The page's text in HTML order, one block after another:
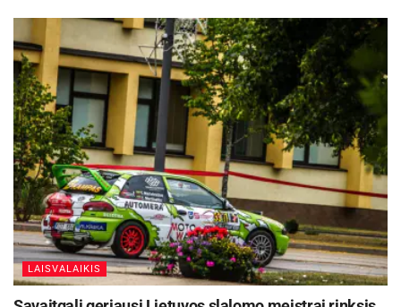
LAISVALAIKIS